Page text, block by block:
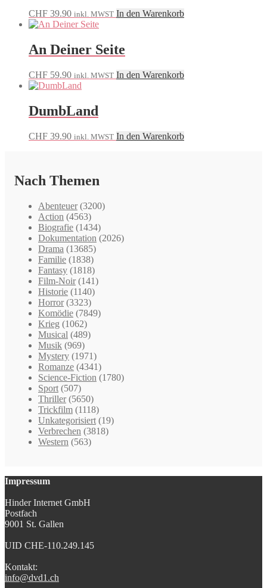
CHF 39.90 inkl. MWST In den Warenkorb
An Deiner Seite
CHF 59.90 inkl. MWST In den Warenkorb
DumbLand
CHF 39.90 inkl. MWST In den Warenkorb
Nach Themen
Abenteuer (3200)
Action (4563)
Biografie (1434)
Dokumentation (2026)
Drama (13685)
Familie (1838)
Fantasy (1818)
Film-Noir (141)
Historie (1140)
Horror (3323)
Komödie (7849)
Krieg (1062)
Musical (489)
Musik (969)
Mystery (1971)
Romanze (4341)
Science-Fiction (1780)
Sport (507)
Thriller (5650)
Trickfilm (1118)
Unkategorisiert (19)
Verbrechen (3818)
Western (563)
Impressum
Hinder Internet GmbH
Postfach
9001 St. Gallen
UID CHE-110.249.145
Kontakt:
info@dvd1.ch